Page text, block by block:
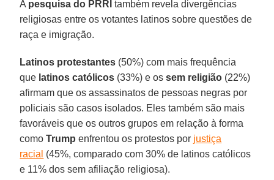
A pesquisa do PRRI também revela divergências
religiosas entre os votantes latinos sobre questões de
raça e imigração.
Latinos protestantes (50%) com mais frequência
que latinos católicos (33%) e ossem religião (22%)
afirmam que os assassinatos de pessoas negras por
policiais são casos isolados. Eles também são mais
favoráveis que os outros grupos em relação à forma
comoTrump enfrentou os protestos por justiça
racial (45%, comparado com 30% de latinos católicos
e 11% dos sem afiliação religiosa).